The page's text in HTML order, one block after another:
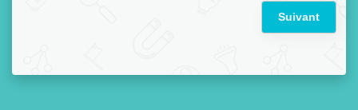
Suivant